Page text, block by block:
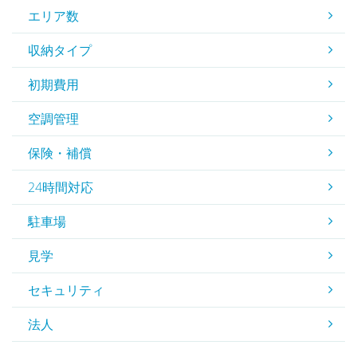
エリア数
収納タイプ
初期費用
空調管理
保険・補償
24時間対応
駐車場
見学
セキュリティ
法人